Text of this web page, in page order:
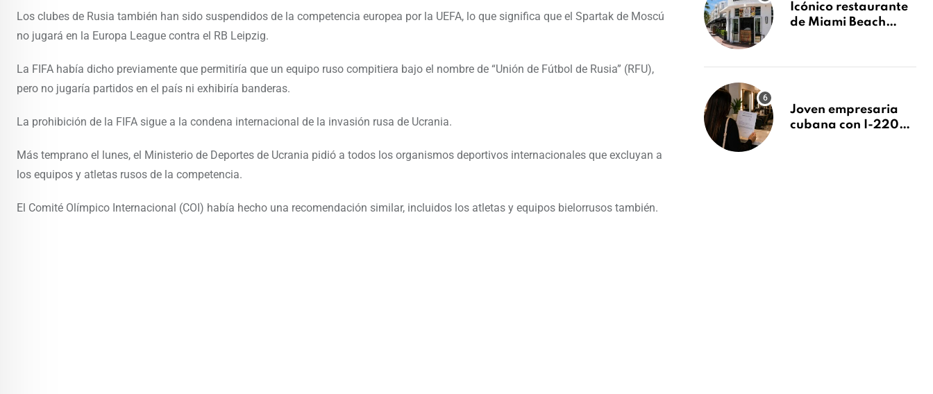
Los clubes de Rusia también han sido suspendidos de la competencia europea por la UEFA, lo que significa que el Spartak de Moscú
no jugará en la Europa League contra el RB Leipzig.
La FIFA había dicho previamente que permitiría que un equipo ruso compitiera bajo el nombre de “Unión de Fútbol de Rusia” (RFU),
pero no jugaría partidos en el país ni exhibiría banderas.
La prohibición de la FIFA sigue a la condena internacional de la invasión rusa de Ucrania.
Más temprano el lunes, el Ministerio de Deportes de Ucrania pidió a todos los organismos deportivos internacionales que excluyan a
los equipos y atletas rusos de la competencia.
El Comité Olímpico Internacional (COI) había hecho una recomendación similar, incluidos los atletas y equipos bielorrusos también.
Icónico restaurante
de Miami Beach
después de 15 años
Joven empresaria
cubana con I-220A